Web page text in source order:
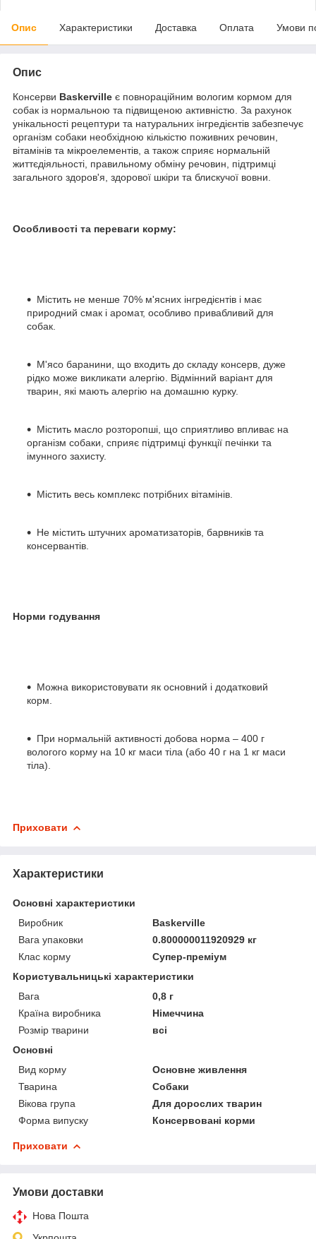
Опис Характеристики Доставка Оплата Умови
Опис
Консерви Baskerville є повнораційним вологим кормом для
собак із нормальною та підвищеною активністю. За рахунок
унікальності рецептури та натуральних інгредієнтів забезпечує
організм собаки необхідною кількістю поживних речовин,
вітамінів та мікроелементів, а також сприяє нормальній
життєдіяльності, правильному обміну речовин, підтримці
загального здоров'я, здорової шкіри та блискучої вовни.
Особливості та переваги корму:
Містить не менше 70% м'ясних інгредієнтів і має
природний смак і аромат, особливо привабливий для
собак.
М'ясо баранини, що входить до складу консерв, дуже
рідко може викликати алергію. Відмінний варіант для
тварин, які мають алергію на домашню курку.
Містить масло розторопші, що сприятливо впливає на
організм собаки, сприяє підтримці функції печінки та
імунного захисту.
Містить весь комплекс потрібних вітамінів.
Не містить штучних ароматизаторів, барвників та
консервантів.
Норми годування
Можна використовувати як основний і додатковий
корм.
При нормальній активності добова норма – 400 г
вологого корму на 10 кг маси тіла (або 40 г на 1 кг маси
тіла).
Приховати
Характеристики
Основні характеристики
Виробник
Baskerville
Вага упаковки
0.800000011920929 кг
Клас корму
Супер-преміум
Користувальницькі характеристики
Вага
0,8 г
Країна виробника
Німеччина
Розмір тварини
всі
Основні
Вид корму
Основне живлення
Тварина
Собаки
Вікова група
Для дорослих тварин
Форма випуску
Консервовані корми
Приховати
Умови доставки
Нова Пошта